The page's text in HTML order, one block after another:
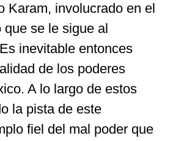
Karam, involucrado en el
que se le sigue al
inevitable entonces
de los poderes
A lo largo de estos
la pista de este
fiel del mal poder que